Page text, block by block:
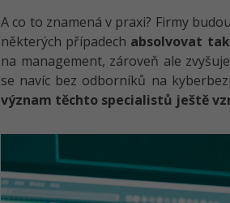
A co to znamená v praxi? Firmy
některých případech absolvovat
na management, zároveň ale
se navíc bez odborníků na
význam těchto specialistů ještě